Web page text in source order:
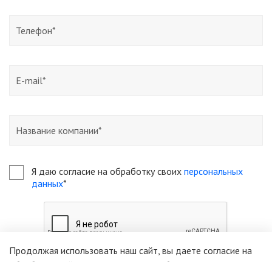
Я даю согласие на обработку своих персональных
данных*
Продолжая использовать наш сайт, вы даете согласие на